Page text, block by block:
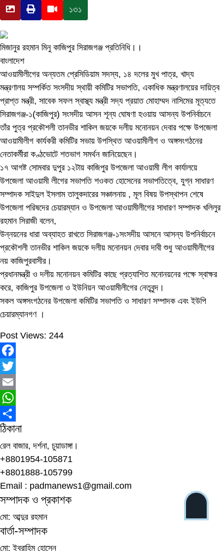
১৩১
মিজানুর রহমান মিনু কাজিপুর সিরাজগঞ্জ প্রতিনিধি।।
বাংলাদেশ
আওয়ামীলীগের অন্যতম প্রেসিডিয়াম সদস্য, ১৪ দলের মুখ পাত্র, খাদ্য
মন্ত্রণালয় সম্পর্কিত সংসদীয় স্থায়ী কমিটির সভাপতি, একাধিক মন্ত্রণালয়ের দায়িত্ব
প্রাপ্ত মন্ত্রী, সাবেক সফল স্বাস্থ্য মন্ত্রী সদ্য প্রয়াত মোহাম্মদ নাসিমের মূত্যতে
সিরাজগঞ্জ-১(কাজিপুর) সংসদীয় আসন শূন্য ঘোষণা হওয়ায় আসন্য উপনির্বাচনে
তাঁর পুত্র প্রকৌশলী তানভীর শাকিল জয়কে দলীয় মনোনয়ন দেবার পক্ষে উপজেলা
আওয়ামীলীগ কার্যকরী কমিটির সভায় উপস্থিত আওয়ামীলীগ ও অঙ্গসংগঠনের
নেতাকর্মীরা কণ্ঠভোটে শতভাগ সমর্থন জানিয়েছেন।
১৭ আগষ্ট সোমবার দুপুর ১২টায় কাজিপুর উপজেলা আওয়ামী লীগ কার্যালয়ে
উপজেলা আওয়ামী লীগের সভাপতি শওকত হোসেনের সভাপতিত্বে, যুগ্ন সাধারণ
সম্পাদক সাইদুল ইসলাম তালুকদারের সঞ্চালনায় , মূল বিষয় উপস্থাপন শেষে
উপজেলা পরিষদের চেয়ারম্যান ও উপজেলা আওয়ামীলীগের সাধারণ সম্পাদক খলিলুর
রহমান সিরাজী বলেন,
উন্নয়নের ধারা অব্যাহত রাখতে সিরাজগঞ্জ-১সংসদীয় আসনে আসন্য উপনির্বাচনে
প্রকৌশলী তানভীর শাকিল জয়কে দলীয় মনোনয়ন দেবার দাবী শুধু আওয়ামীলীগের
নয় কাজিপুরবাসীর।
প্রধানমন্ত্রী ও দলীয় মনোনয়ন কমিটির কাছে প্রত্যাশিত মনোনয়নের পক্ষে স্বাক্ষর
করে, কাজিপুর উপজেলা ও ইউনিয়ন আওয়ামীলীগের নেতৃবৃন্দ।
সকল অঙ্গসংগঠনের উপজেলা কমিটির সভাপতি ও সাধারণ সম্পাদক এবং ইউপি
চেয়ারম্যানগণ ।
Post Views: 244
Facebook
Twitter
Email
WhatsApp
Share
ঠিকানা
রেল বাজার, দর্শনা, চুয়াডাঙ্গা।
+8801954-105871
+8801888-105799
Email : padmanews1@gmail.com
সম্পাদক ও প্রকাশক
মো: আব্দুর রহমান
বার্তা-সম্পাদক
মো: ইব্রাহিম হোসেন